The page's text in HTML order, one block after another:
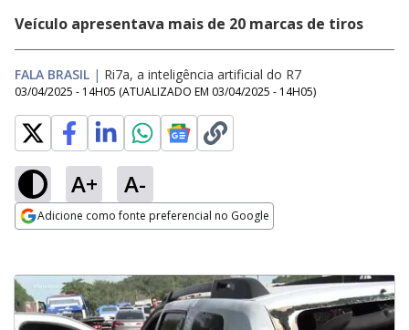
Veículo apresentava mais de 20 marcas de tiros
FALA BRASIL | Ri7a, a inteligência artificial do R7
03/04/2025 - 14H05 (ATUALIZADO EM 03/04/2025 - 14H05)
A+ A-
Adicione como fonte preferencial no Google